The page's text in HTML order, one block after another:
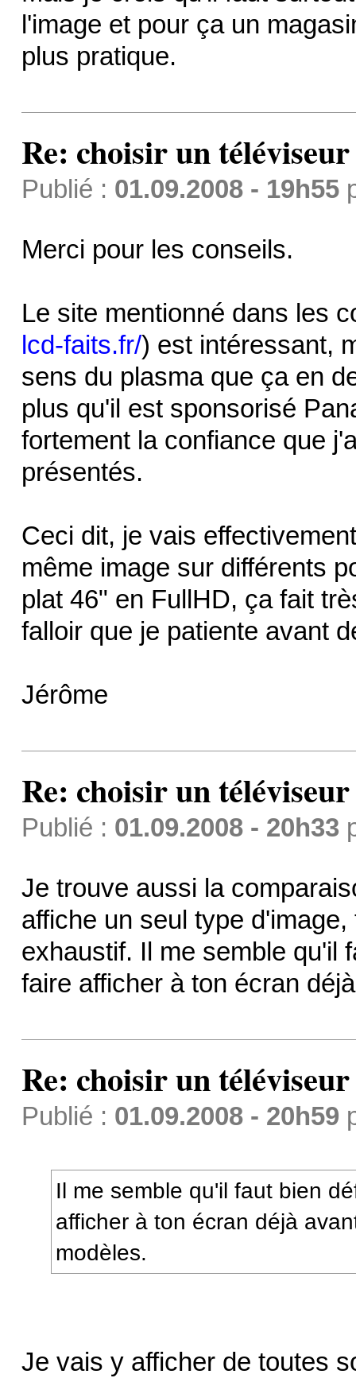
l'image et pour ça un
plus pratique.
Re: choisir un téléviseur
Publié : 01.09.2008 - 19h55
Merci pour les conseils.
Le site mentionné dans les
lcd-faits.fr/) est intéressant,
sens du plasma que ça en
plus qu'il est sponsorisé
fortement la confiance que
présentés.
Ceci dit, je vais
même image sur différents
plat 46" en FullHD, ça fait
falloir que je patiente avant
Jérôme
Re: choisir un téléviseur
Publié : 01.09.2008 - 20h33
Je trouve aussi la
affiche un seul type
exhaustif. Il me semble qu'il
faire afficher à ton écran
Re: choisir un téléviseur
Publié : 01.09.2008 - 20h59
Il me semble qu'il faut bien
afficher à ton écran déjà
modèles.
Je vais y afficher de toutes